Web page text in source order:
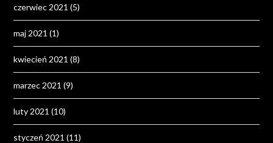
czerwiec 2021 (5)
maj 2021 (1)
kwiecień 2021 (8)
marzec 2021 (9)
luty 2021 (10)
styczeń 2021 (11)